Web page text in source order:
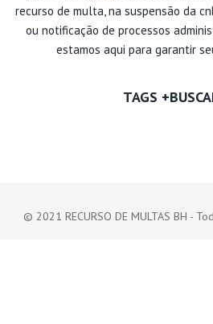
TAGS
recurso de multa, na suspensão da
ou notificação de processos
estamos aqui para garantir
© 2021 RECURSO DE MULTAS BH -